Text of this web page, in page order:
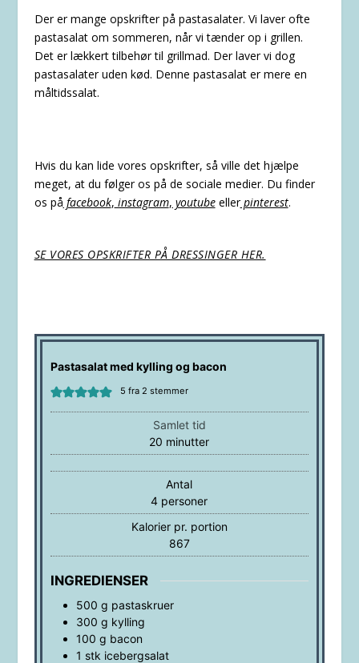
Der er mange opskrifter på pastasalater. Vi laver ofte
pastasalat om sommeren, når vi tænder op i grillen.
Det er lækkert tilbehør til grillmad. Der laver vi dog
pastasalater uden kød. Denne pastasalat er mere en
måltidssalat.
Hvis du kan lide vores opskrifter, så ville det hjælpe
meget, at du følger os på de sociale medier. Du finder
os på facebook, instagram, youtubeellerpinterest.
SE VORES OPSKRIFTER PÅ DRESSINGER HER.
Pastasalat med kylling og bacon
5 fra 2 stemmer
Samlet tid
20 minutter
minutter
Antal
4 personer
Kalorier pr. portion
867
INGREDIENSER
500 g pastaskruer
300 g kylling
100 g bacon
1 stk icebergsalat